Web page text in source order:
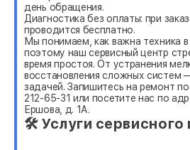
день обращения.
Диагностика без оплаты: при
проводится бесплатно.
Мы понимаем, как важна техника
поэтому наш сервисный центр
время простоя. От устранения
восстановления сложных систем
задачей. Запишитесь на ремонт
212-65-31 или посетите нас по
Ершова, д. 1А.
🛠 Услуги сервисного